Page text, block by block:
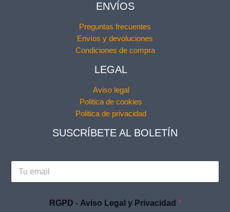
ENVÍOS
Preguntas frecuentes
Envíos y devoluciones
Condiciones de compra
LEGAL
Aviso legal
Politica de cookies
Politica de privacidad
SUSCRÍBETE AL BOLETÍN
A
E
a
RGPD - Aviso Legal y Privacidad *